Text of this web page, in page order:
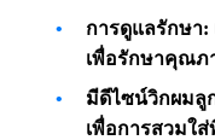
การดูแลรักษา
เพื่อรักษาคุณภ
มีดีไซน์วิกผมลู
เพื่อการสวมใ